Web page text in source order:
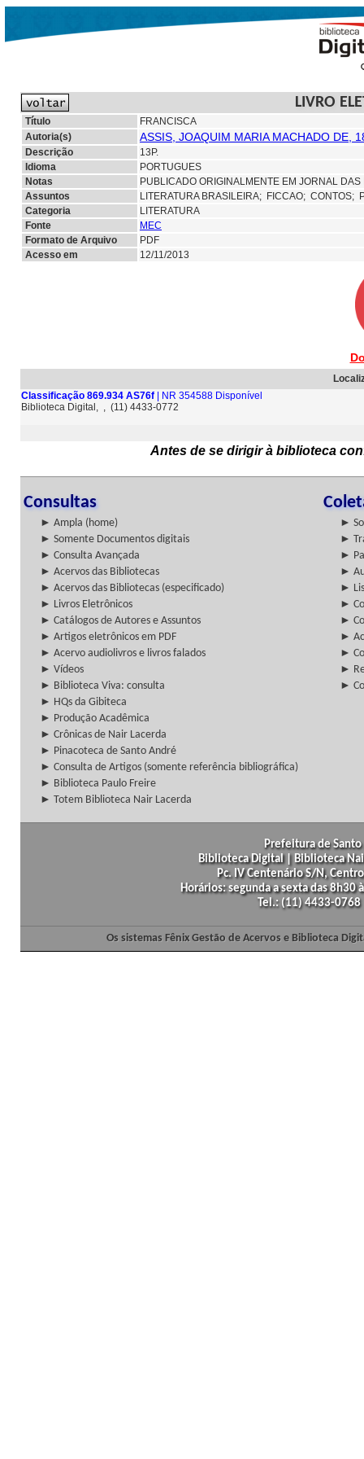
LIVRO
Título
FRANCISCA
Autoria(s)
ASSIS, JOAQUIM MARIA MACHADO DE,
Descrição
13P.
Idioma
PORTUGUES
Notas
PUBLICADO ORIGINALMENTE EM JORNAL DAS
Assuntos
LITERATURA BRASILEIRA; FICCAO; CONTOS;
Categoria
LITERATURA
Fonte
MEC
Formato de Arquivo
PDF
Acesso em
12/11/2013
Classificação 869.934 AS76f | NR 354588 Disponível
Biblioteca Digital, , (11) 4433-0772
Antes de se dirigir à biblioteca
Consultas
► Ampla (home)
►
► Somente Documentos digitais
►
► Consulta Avançada
►
► Acervos das Bibliotecas
►
► Acervos das Bibliotecas (especificado)
►
► Livros Eletrônicos
►
► Catálogos de Autores e Assuntos
►
► Artigos eletrônicos em PDF
►
► Acervo audiolivros e livros falados
►
► Vídeos
►
► Biblioteca Viva: consulta
►
► HQs da Gibiteca
► Produção Acadêmica
► Crônicas de Nair Lacerda
► Pinacoteca de Santo André
► Consulta de Artigos (somente referência bibliográfica)
► Biblioteca Paulo Freire
► Totem Biblioteca Nair Lacerda
Prefeitura de
Biblioteca Digital | Biblioteca
Pc. IV Centenário S/N,
Horários: segunda a sexta das
Tel.: (11) 4433-
Os sistemas Fênix Gestão de Acervos e Biblioteca